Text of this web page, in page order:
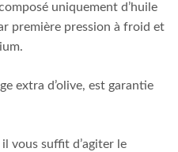
uniquement d’huile
première pression à froid et
extra d’olive, est garantie
vous suffit d’agiter le